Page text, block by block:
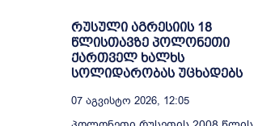
რუსული აგრესიის 18
წლისთავზე პოლონეთი
ქართველ ხალხს
სოლიდარობას უცხადებს
07 Აგვისტო 2026, 12:05